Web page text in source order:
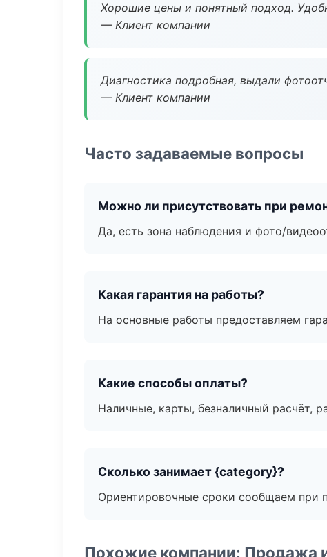
Хорошие цены и понятный подход.
— Клиент компании
Диагностика подробная, выдали
— Клиент компании
Часто задаваемые вопросы
Можно ли присутствовать при
Да, есть зона наблюдения и фото/
Какая гарантия на работы?
На основные работы предоставляем
Какие способы оплаты?
Наличные, карты, безналичный расчёт,
Сколько занимает {category}?
Ориентировочные сроки сообщаем при
Похожие компании: Продажа